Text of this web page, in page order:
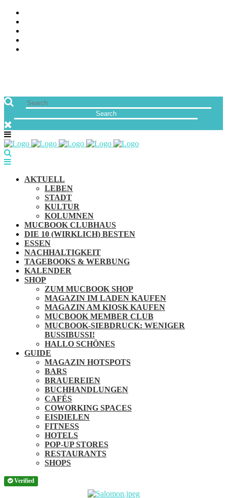
AKTUELL
LEBEN
STADT
KULTUR
KOLUMNEN
MUCBOOK CLUBHAUS
DIE 10 (WIRKLICH) BESTEN
ESSEN
NACHHALTIGKEIT
TAGEBOOKS & WERBUNG
KALENDER
SHOP
ZUM MUCBOOK SHOP
MAGAZIN IM LADEN KAUFEN
MAGAZIN AM KIOSK KAUFEN
MUCBOOK MEMBER CLUB
MUCBOOK-SIEBDRUCK: WENIGER
BUSSIBUSSI!
HALLO SCHÖNES
GUIDE
MAGAZIN HOTSPOTS
BARS
BRAUEREIEN
BUCHHANDLUNGEN
CAFÉS
COWORKING SPACES
EISDIELEN
FITNESS
HOTELS
POP-UP STORES
RESTAURANTS
SHOPS
Verified